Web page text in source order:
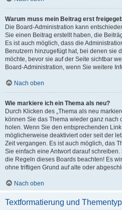
Warum muss mein Beitrag erst
Die Board-Administration kann
Sie einen Beitrag erstellt haben, die
Es ist auch möglich, dass die
Benutzern hinzugefügt hat, bei denen sie
möchte, bevor sie auf der Seite sichtbar
Board-Administration, wenn Sie weitere
Nach oben
Wie markiere ich ein Thema als neu?
Durch Klicken des „Thema als neu
können Sie das Thema wieder ganz nach
holen. Wenn Sie den entsprechenden
möglicherweise deaktiviert oder seit der
Zeit vergangen. Es ist auch möglich, das
Sie einfach eine Antwort darauf
die Regeln dieses Boards beachten! Es
ohne triftigen Grund auf alte oder
Nach oben
Textformatierung und